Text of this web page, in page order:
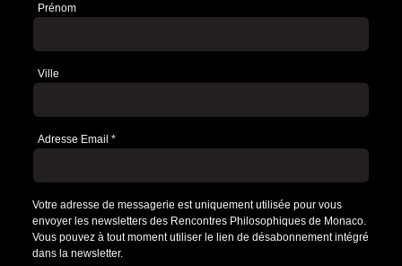
Prénom
Ville
Adresse Email *
Votre adresse de messagerie est uniquement utilisée pour vous
envoyer les newsletters des Rencontres Philosophiques de Monaco.
Vous pouvez à tout moment utiliser le lien de désabonnement intégré
dans la newsletter.